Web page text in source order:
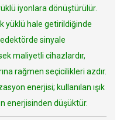
iyonlara dönüştürülür.
yüklü hale getirildiğinde
sinyale
maliyetli cihazlardır,
rağmen seçicilikleri azdır.
enerjisi; kullanılan ışık
enerjisinden düşüktür.